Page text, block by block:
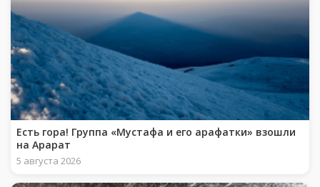
Есть гора! Группа «Мустафа и его арафатки» взошли
на Арарат
5 августа 2026